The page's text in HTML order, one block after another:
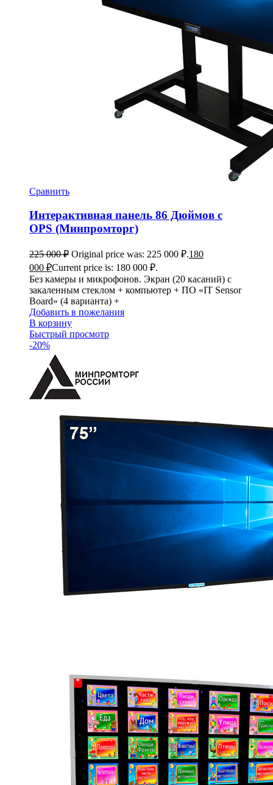
Сравнить
Интерактивная панель 86 Дюймов с
OPS (Минпромторг)
225 000₽ Original price was: 225 000 ₽.180
000 ₽Current price is: 180 000 ₽.
Без камеры и микрофонов. Экран (20 касаний) с
закаленным стеклом + компьютер + ПО «IT Sensor
Board» (4 варианта) +
Добавить в пожелания
В корзину
Быстрый просмотр
-20%